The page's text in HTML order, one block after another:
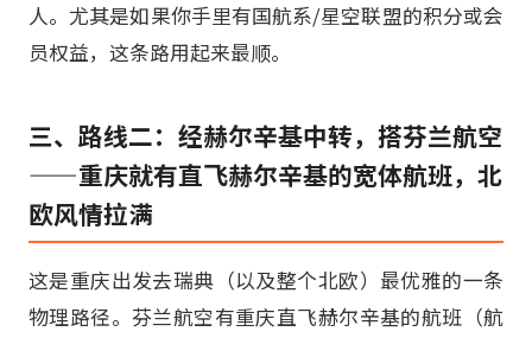
人。尤其是如果你手里有国航系/星空联盟的积分或会
员权益，这条路用起来最顺。
三、路线二：经赫尔辛基中转，搭芬兰航空
——重庆就有直飞赫尔辛基的宽体航班，北
欧风情拉满
这是重庆出发去瑞典（以及整个北欧）最优雅的一条
物理路径。芬兰航空有重庆直飞赫尔辛基的航班（航